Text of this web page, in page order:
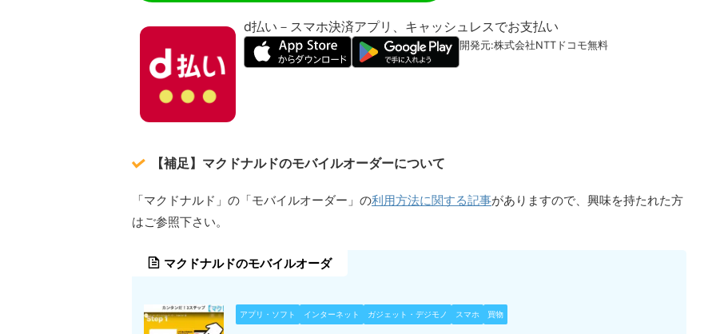
d払い－スマホ決済アプリ、キャッシュレスでお支払い
開発元:株式会社NTTドコモ無料
【補足】マクドナルドのモバイルオーダーについて
「マクドナルド」の「モバイルオーダー」の利用方法に関する記事がありますので、興味を持たれた方
はご参照下さい。
マクドナルドのモバイルオーダ
アプリ・ソフト インターネット ガジェット・デジモノ スマホ 買物